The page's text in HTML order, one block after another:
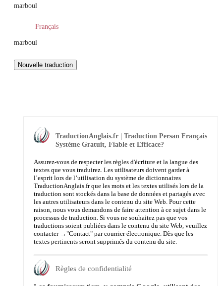
marboul
Français
marboul
TraductionAnglais.fr | Traduction Persan Français
Système Gratuit, Fiable et Efficace?
Assurez-vous de respecter les règles d'écriture et la langue des
textes que vous traduirez. Les utilisateurs doivent garder à
l’esprit lors de l’utilisation du système de dictionnaires
TraductionAnglais.fr que les mots et les textes utilisés lors de la
traduction sont stockés dans la base de données et partagés avec
les autres utilisateurs dans le contenu du site Web. Pour cette
raison, nous vous demandons de faire attention à ce sujet dans le
processus de traduction. Si vous ne souhaitez pas que vos
traductions soient publiées dans le contenu du site Web, veuillez
contacter →"Contact" par courrier électronique. Dès que les
textes pertinents seront supprimés du contenu du site.
Règles de confidentialité